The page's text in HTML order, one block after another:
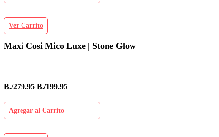
Ver Carrito
Maxi Cosi Mico Luxe | Stone Glow
B./279.95 B./199.95
Agregar al Carrito